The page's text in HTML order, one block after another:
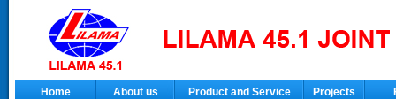
Home About us Product and Service Projects